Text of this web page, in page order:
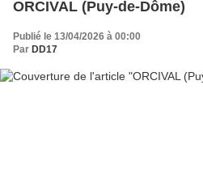
ORCIVAL (Puy-de-Dôme)
Publié le 13/04/2026 à 00:00
Par DD17